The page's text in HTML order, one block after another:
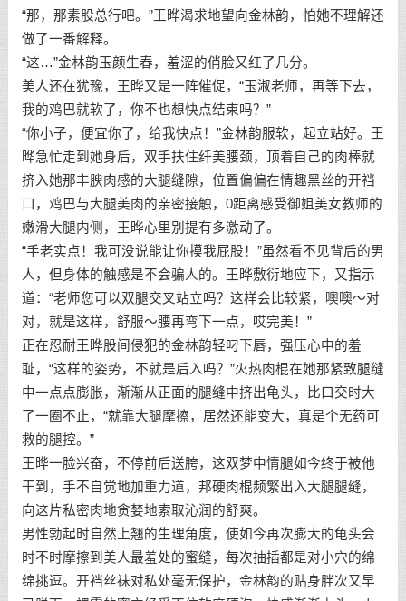
“那，那素股总行吧。”王晔渴求地望向金林韵，怕她不理解还
做了一番解释。
“这…”金林韵玉颜生春，羞涩的俏脸又红了几分。
美人还在犹豫，王晔又是一阵催促，“玉淑老师，再等下去，
我的鸡巴就软了，你不也想快点结束吗？”
“你小子，便宜你了，给我快点！”金林韵服软，起立站好。王
晔急忙走到她身后，双手扶住纤美腰颈，顶着自己的肉棒就
挤入她那丰腴肉感的大腿缝隙，位置偏偏在情趣黑丝的开裆
口，鸡巴与大腿美肉的亲密接触，0距离感受御姐美女教师的
嫩滑大腿内侧，王晔心里别提有多激动了。
“手老实点！我可没说能让你摸我屁股！”虽然看不见背后的男
人，但身体的触感是不会骗人的。王晔敷衍地应下，又指示
道：“老师您可以双腿交叉站立吗？这样会比较紧，噢噢～对
对，就是这样，舒服～腰再弯下一点，哎完美！”
正在忍耐王晔股间侵犯的金林韵轻叼下唇，强压心中的羞
耻，“这样的姿势，不就是后入吗？”火热肉棍在她那紧致腿缝
中一点点膨胀，渐渐从正面的腿缝中挤出龟头，比口交时大
了一圈不止，“就靠大腿摩擦，居然还能变大，真是个无药可
救的腿控。”
王晔一脸兴奋，不停前后送胯，这双梦中情腿如今终于被他
干到，手不自觉地加重力道，邦硬肉棍频繁出入大腿腿缝，
向这片私密肉地贪婪地索取沁润的舒爽。
男性勃起时自然上翘的生理角度，使如今再次膨大的龟头会
时不时摩擦到美人最羞处的蜜缝，每次抽插都是对小穴的绵
绵挑逗。开裆丝袜对私处毫无保护，金林韵的贴身胖次又早